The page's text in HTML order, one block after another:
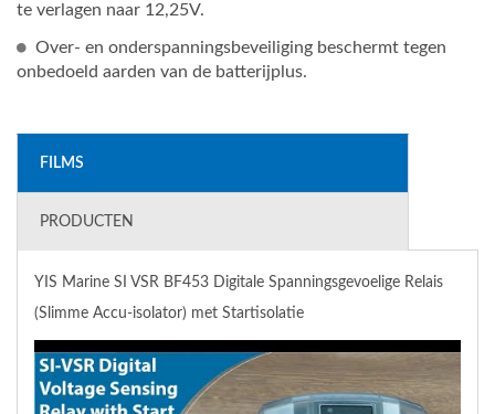
te verlagen naar 12,25V.
Over- en onderspanningsbeveiliging beschermt tegen
onbedoeld aarden van de batterijplus.
FILMS
PRODUCTEN
YIS Marine SI VSR BF453 Digitale Spanningsgevoelige Relais
(Slimme Accu-isolator) met Startisolatie